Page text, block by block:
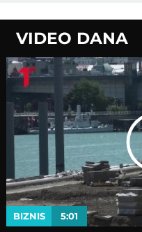
VIDEO DANA
BIZNIS 5:01